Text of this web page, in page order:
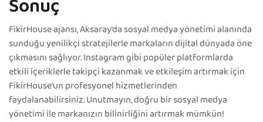
Sonuç
FikirHouse ajansı, Aksaray’da sosyal medya yönetimi alanında
sunduğu yenilikçi stratejilerle markaların dijital dünyada öne
çıkmasını sağlıyor. Instagram gibi popüler platformlarda
etkili içeriklerle takipçi kazanmak ve etkileşim artırmak için
FikirHouse’un profesyonel hizmetlerinden
faydalanabilirsiniz. Unutmayın, doğru bir sosyal medya
yönetimi ile markanızın bilinirliğini artırmak mümkün!